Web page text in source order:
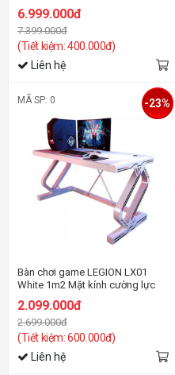
6.999.000đ
7.399.000đ
(Tiết kiệm: 400.000đ)
Liên hệ
MÃ SP: 0
Bàn chơi game LEGION LX01
White 1m2 Mặt kính cường lực
kết cấu sợi Carbon
2.099.000đ
2.699.000đ
(Tiết kiệm: 600.000đ)
-23%
Liên hệ